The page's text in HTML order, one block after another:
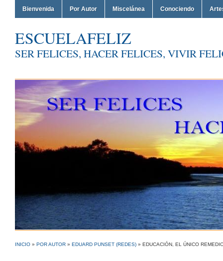
Bienvenida Por Autor Miscelánea Conociendo
ESCUELAFELIZ
SER FELICES, HACER FELICES, VIVIR
INICIO » POR AUTOR » EDUARD PUNSET (REDES) » EDUCACIÓN, EL ÚNICO